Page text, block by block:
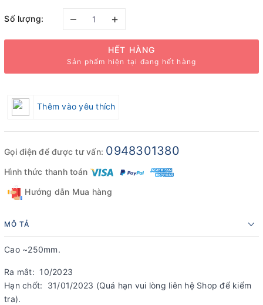
Số lượng: – +
HẾT HÀNG
Sản phẩm hiện tại đang hết hàng
Thêm vào yêu thích
Gọi điện để được tư vấn: 0948301380
Hình thức thanh toán
Hướng dẫn Mua hàng
MÔ TẢ
Cao ~250mm.
Ra mắt: 10/2023
Hạn chốt: 31/01/2023 (Quá hạn vui lòng liên hệ Shop để kiểm
tra).